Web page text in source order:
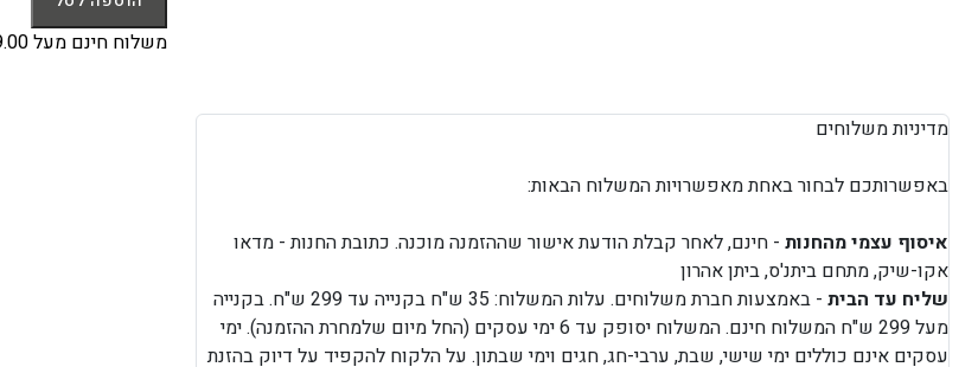
על
משלוח חינם מעל 299.00 ש״ח
מדיניות משלוחים
באפשרותכם לבחור באחת מאפשרויות המשלוח הבאות:
איסוף עצמי מהחנות - חינם, לאחר קבלת הודעת אישור שההזמנה מוכנה. כתובת החנות - מדאו
אקו-שיק, מתחם ביתנ'ס, ביתן אהרון
שליח עד הבית
- באמצעות חברת משלוחים. עלות המשלוח: 35 ש"ח בקנייה עד 299 ש"ח. בקנייה
מעל 299 ש"ח המשלוח חינם. המשלוח יסופק עד 6 ימי עסקים (החל מיום שלמחרת ההזמנה). ימי
עסקים אינם כוללים ימי שישי, שבת, ערבי-חג, חגים וימי שבתון. על הלקוח להקפיד על דיוק בהזנת